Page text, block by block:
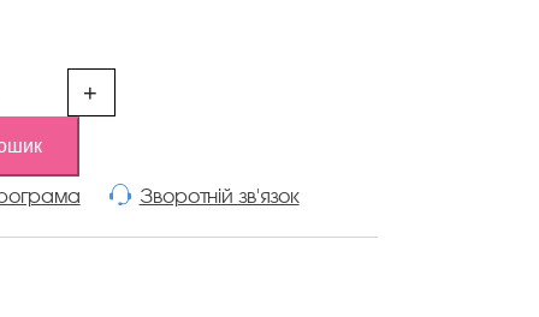
+
Зворотній зв'язок